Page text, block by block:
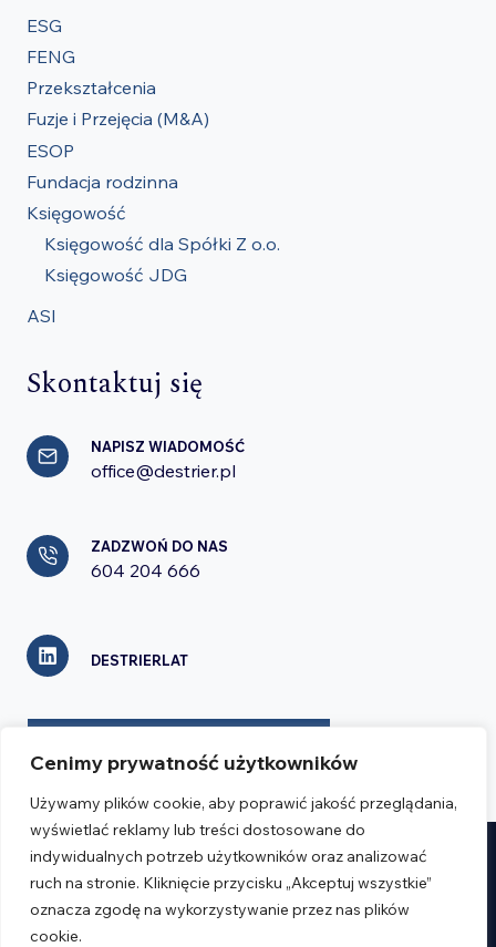
Cenimy prywatność użytkowników
Używamy plików cookie, aby poprawić jakość przeglądania,
wyświetlać reklamy lub treści dostosowane do
indywidualnych potrzeb użytkowników oraz analizować
ruch na stronie. Kliknięcie przycisku „Akceptuj wszystkie”
oznacza zgodę na wykorzystywanie przez nas plików
cookie.
ESG
FENG
Przekształcenia
Fuzje i Przejęcia (M&A)
ESOP
Fundacja rodzinna
Księgowość
Księgowość dla Spółki Z o.o.
Księgowość JDG
ASI
Skontaktuj się
NAPISZ WIADOMOŚĆ
office@destrier.pl
ZADZWOŃ DO NAS
604 204 666
DESTRIERLAT
FORMULARZ KONTAKTOWY
Realizacja:Verseo.pl
Regulamin